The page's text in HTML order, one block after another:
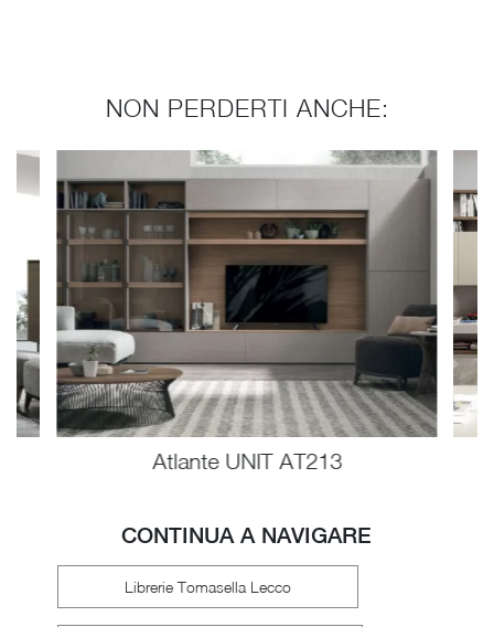
NON PERDERTI ANCHE:
Atlante UNIT AT213
CONTINUA A NAVIGARE
Librerie Tomasella Lecco